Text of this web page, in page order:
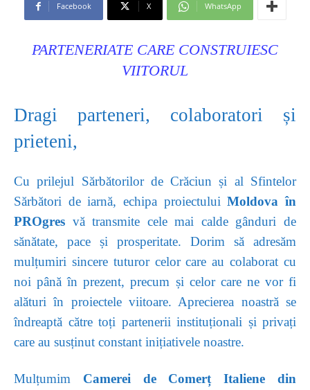
Facebook X WhatsApp
PARTENERIATE CARE CONSTRUIESC
VIITORUL
Dragi parteneri, colaboratori și
prieteni,
Cu prilejul Sărbătorilor de Crăciun și al Sfintelor
Sărbători de iarnă, echipa proiectuluiMoldova în
PROgres vă transmite cele mai calde gânduri de
sănătate, pace și prosperitate. Dorim să adresăm
mulțumiri sincere tuturor celor care au colaborat cu
noi până în prezent, precum și celor care ne vor fi
alături în proiectele viitoare. Aprecierea noastră se
îndreaptă către toți partenerii instituționali și privați
care au susținut constant inițiativele noastre.
Mulțumim Camerei de Comerț Italiene din